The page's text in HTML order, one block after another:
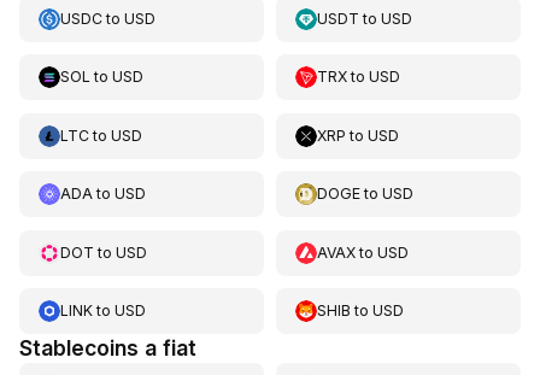
USDCto USD USDT toUSD
SOL to USD TRXtoUSD
LTCto USD XRP toUSD
ADAto USD DOGEtoUSD
DOT to USD AVAXtoUSD
LINKto USD SHIB toUSD
Stablecoins a fiat